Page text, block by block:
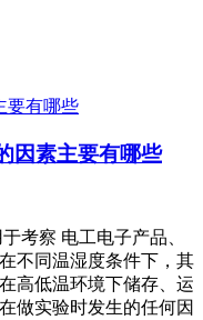
因素主要有哪些
考察 电工电子产品、
不同温湿度条件下，其
高低温环境下储存、运
做实验时发生的任何因